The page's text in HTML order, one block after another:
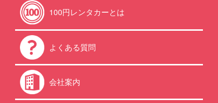
100円レンタカーとは
よくある質問
会社案内